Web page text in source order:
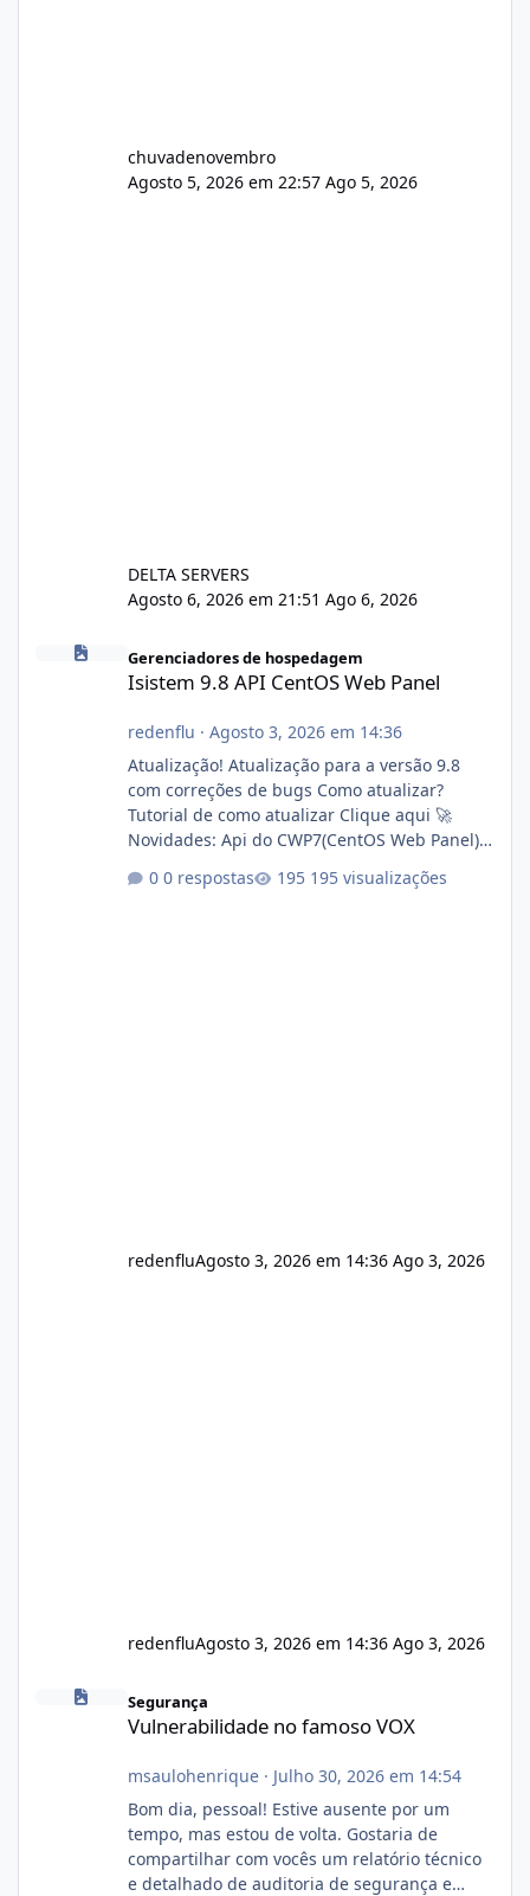
chuvadenovembro
Agosto 5, 2026 em 22:57 Ago 5, 2026
DELTA SERVERS
Agosto 6, 2026 em 21:51 Ago 6, 2026
Isistem 9.8 API CentOS Web Panel
Gerenciadores de hospedagem
Isistem 9.8 API CentOS Web Panel
redenflu · Agosto 3, 2026 em 14:36
Atualização! Atualização para a versão 9.8
com correções de bugs Como atualizar?
Tutorial de como atualizar Clique aqui 🚀
Novidades: Api do CWP7(CentOS Web Panel)
autorizado a usasr o isistem:
0 respostas 195 visualizações
redenfluAgosto 3, 2026 em 14:36 Ago 3, 2026
redenfluAgosto 3, 2026 em 14:36 Ago 3, 2026
Segurança
Vulnerabilidade no famoso VOX
msaulohenrique· Julho 30, 2026 em 14:54
Bom dia, pessoal! Estive ausente por um
tempo, mas estou de volta. Gostaria de
compartilhar com vocês um relatório técnico
e detalhado de auditoria de segurança e